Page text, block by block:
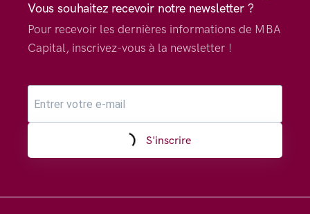
Vous souhaitez recevoir notre newsletter ?
Pour recevoir les dernières informations de MBA
Capital, inscrivez-vous à la newsletter !
S'inscrire